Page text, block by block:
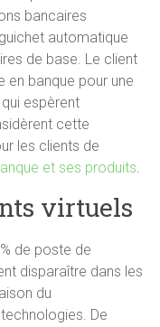
bancaires
automatique
de base. Le client
en banque pour une
espèrent
cette
les clients de
et ses produits.
virtuels
de poste de
disparaître dans les
du
De